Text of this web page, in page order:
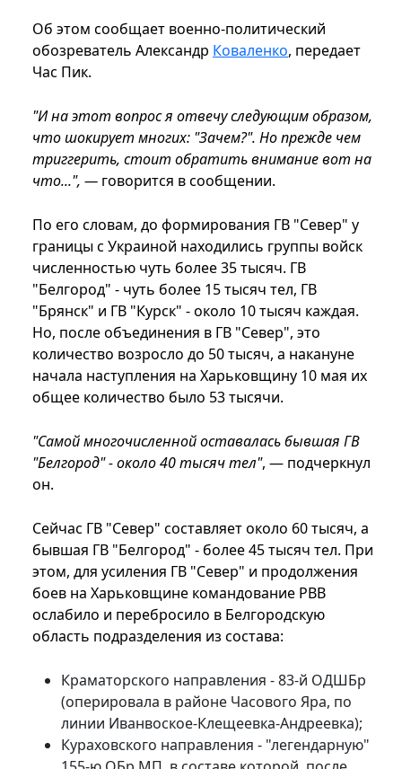
Об этом сообщает военно-политический
обозреватель Александр Коваленко, передает
Час Пик.
"И на этот вопрос я отвечу следующим образом,
что шокирует многих: "Зачем?". Но прежде чем
триггерить, стоит обратить внимание вот на
что...", — говорится в сообщении.
По его словам, до формирования ГВ "Север" у
границы с Украиной находились группы войск
численностью чуть более 35 тысяч. ГВ
"Белгород" - чуть более 15 тысяч тел, ГВ
"Брянск" и ГВ "Курск" - около 10 тысяч каждая.
Но, после объединения в ГВ "Север", это
количество возросло до 50 тысяч, а накануне
начала наступления на Харьковщину 10 мая их
общее количество было 53 тысячи.
"Самой многочисленной оставалась бывшая ГВ
"Белгород" - около 40 тысяч тел", — подчеркнул
он.
Сейчас ГВ "Север" составляет около 60 тысяч, а
бывшая ГВ "Белгород" - более 45 тысяч тел. При
этом, для усиления ГВ "Север" и продолжения
боев на Харьковщине командование РВВ
ослабило и перебросило в Белгородскую
область подразделения из состава:
Краматорского направления - 83-й ОДШБр
(оперировала в районе Часового Яра, по
линии Иванвоское-Клещеевка-Андреевка);
Кураховского направления - "легендарную"